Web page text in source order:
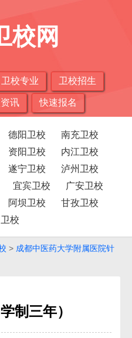
校网
卫校专业 卫校招生
讯 快速报名
德阳卫校
南充卫校
资阳卫校
内江卫校
遂宁卫校
泸州卫校
宜宾卫校
广安卫校
阿坝卫校
甘孜卫校
校
> 成都中医药大学附属医院针
制三年）